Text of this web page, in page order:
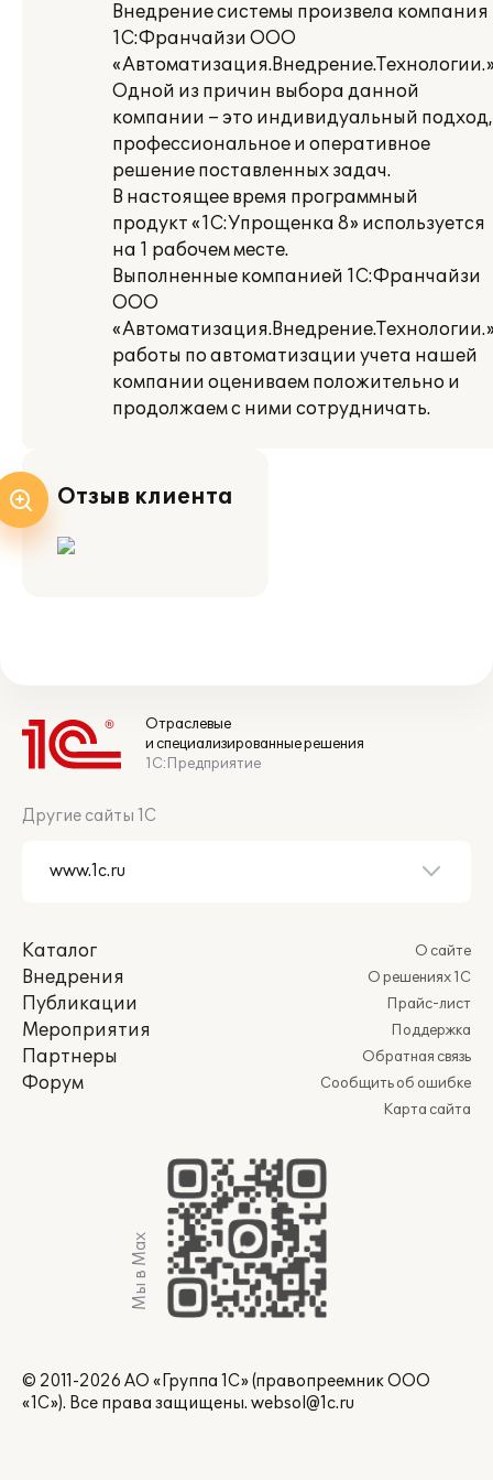
Внедрение системы произвела компания
1С:Франчайзи ООО
Одной из причин выбора данной
компании – это индивидуальный подход,
профессиональное и оперативное
решение поставленных задач.
В настоящее время программный
продукт «1С:Упрощенка 8» используется
на 1 рабочем месте.
Выполненные компанией 1С:Франчайзи
ООО
работы по автоматизации учета нашей
компании оцениваем положительно и
продолжаем с ними сотрудничать.
Отзыв клиента
Отраслевые
и специализированные решения
1С:Предприятие
Другие сайты 1С
Каталог
Внедрения
Публикации
Мероприятия
Партнеры
Форум
О сайте
О решениях 1С
Прайс-лист
Поддержка
Обратная связь
Сообщить об ошибке
Карта сайта
Мы в Max
© 2011-2026 АО «Группа 1С» (правопреемник ООО
«1С»). Все права защищены. websol@1c.ru